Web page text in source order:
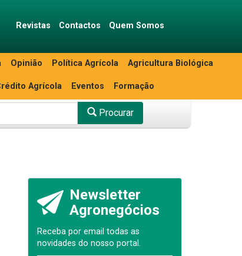
Revistas Contactos Quem Somos
Opinião Política Agrícola Agricultura Biológica
Agrícola Eventos Formação
Procurar
Newsletter
Agronegócios
Receba por email todas as
novidades do nosso portal.